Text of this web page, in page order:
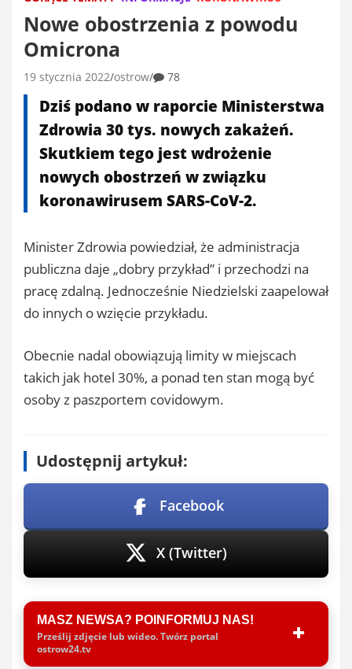
Nowe obostrzenia z powodu
Omicrona
19 stycznia 2022 ostrow 78
Dziś podano w raporcie Ministerstwa
Zdrowia 30 tys. nowych zakażeń.
Skutkiem tego jest wdrożenie
nowych obostrzeń w związku
koronawirusem SARS-CoV-2.
Minister Zdrowia powiedział, że administracja
publiczna daje „dobry przykład” i przechodzi na
pracę zdalną. Jednocześnie Niedzielski zaapelował
do innych o wzięcie przykładu.
Obecnie nadal obowiązują limity w miejscach
takich jak hotel 30%, a ponad ten stan mogą być
osoby z paszportem covidowym.
Udostępnij artykuł:
Facebook
X (Twitter)
MASZ NEWSA? POINFORMUJ NAS!
Prześlij zdjęcie lub wideo. Twórz portal
ostrow24.tv